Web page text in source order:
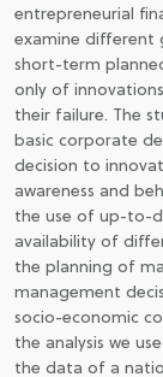
entrepreneurial
examine different
short-term
only of
their failure. The
basic corporate
decision to
awareness and
the use of up-to-
availability of
the planning of
management
socio-economic
the analysis we
the data of a